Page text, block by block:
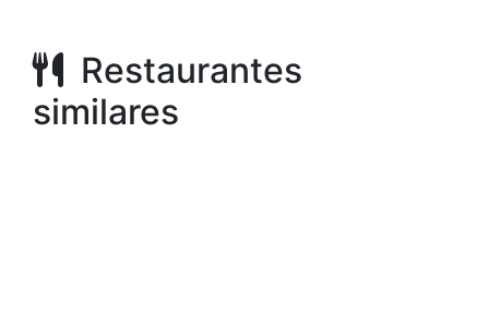
Restaurantes
similares